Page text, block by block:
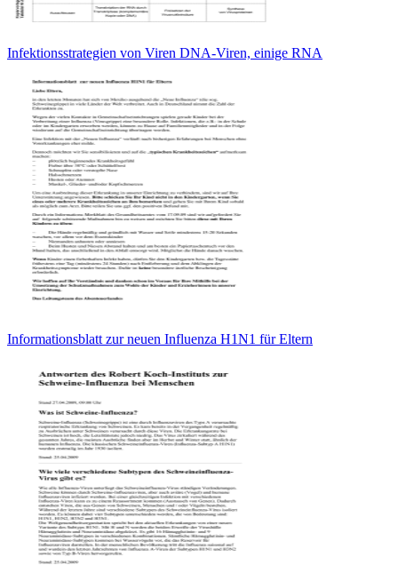
Infektionsstrategien von Viren DNA-Viren, einige RNA
Informationsblatt zur neuen Influenza H1N1 für Eltern